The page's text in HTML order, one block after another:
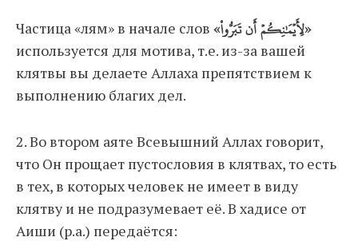
Частица «лям» в начале слов
«لِأَيۡمَٰنِكُمۡ أَن تَبَرُّواْ»
используется для мотива, т.е. из-за вашей
клятвы вы делаете Аллаха препятствием к
выполнению благих дел.
2. Во втором аяте Всевышний Аллах говорит,
что Он прощает пустословия в клятвах, то есть
в тех, в которых человек не имеет в виду
клятву и не подразумевает её. В хадисе от
Аиши (р.а.) передаётся: